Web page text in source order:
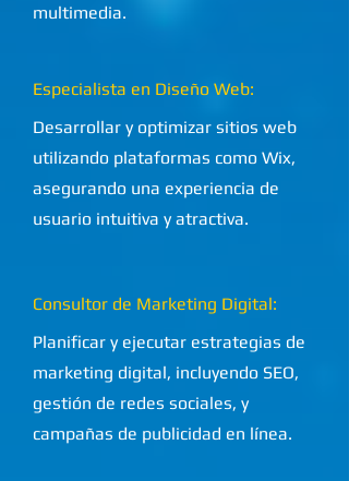
multimedia.
Especialista en Diseño Web:
Desarrollar y optimizar sitios web
utilizando plataformas como Wix,
asegurando una experiencia de
usuario intuitiva y atractiva.
Consultor de Marketing Digital:
Planificar y ejecutar estrategias de
marketing digital, incluyendo SEO,
gestión de redes sociales, y
campañas de publicidad en línea.